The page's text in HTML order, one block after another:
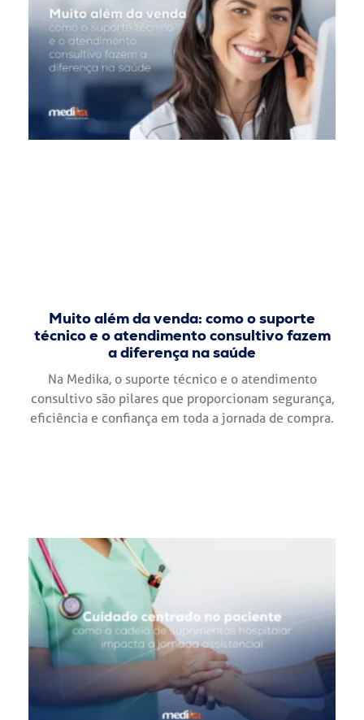
Muito além da venda: como o suporte
técnico e o atendimento consultivo fazem
a diferença na saúde
Na Medika, o suporte técnico e o atendimento
consultivo são pilares que proporcionam segurança,
eficiência e confiança em toda a jornada de compra.